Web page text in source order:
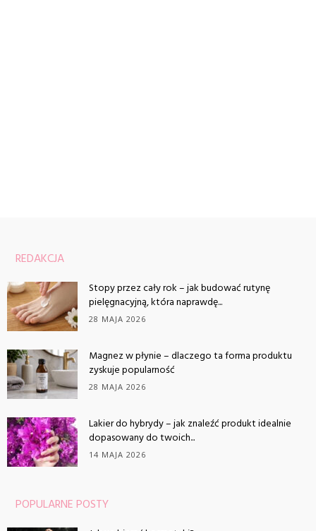
REDAKCJA
Stopy przez cały rok – jak budować rutynę
pielęgnacyjną, która naprawdę...
28 MAJA 2026
Magnez w płynie – dlaczego ta forma produktu
zyskuje popularność
28 MAJA 2026
Lakier do hybrydy – jak znaleźć produkt idealnie
dopasowany do twoich...
14 MAJA 2026
POPULARNE POSTY